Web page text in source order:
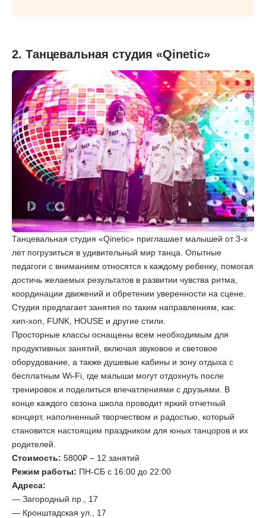
2. Танцевальная студия «Qinetic»
Танцевальная студия «Qinetic» приглашает малышей от 3-х
лет погрузиться в удивительный мир танца. Опытные
педагоги с вниманием относятся к каждому ребенку, помогая
достичь желаемых результатов в развитии чувства ритма,
координации движений и обретении уверенности на сцене.
Студия предлагает занятия по таким направлениям, как:
хип-хоп, FUNK, HOUSE и другие стили.
Просторные классы оснащены всем необходимым для
продуктивных занятий, включая звуковое и световое
оборудование, а также душевые кабины и зону отдыха с
бесплатным Wi-Fi, где малыши могут отдохнуть после
тренировок и поделиться впечатлениями с друзьями. В
конце каждого сезона школа проводит яркий отчетный
концерт, наполненный творчеством и радостью, который
становится настоящим праздником для юных танцоров и их
родителей.
Стоимость: 5800₽ – 12 занятий
Режим работы: ПН-СБ с 16:00 до 22:00
Адреса:
— Загородный пр., 17
— Кронштадская ул., 17